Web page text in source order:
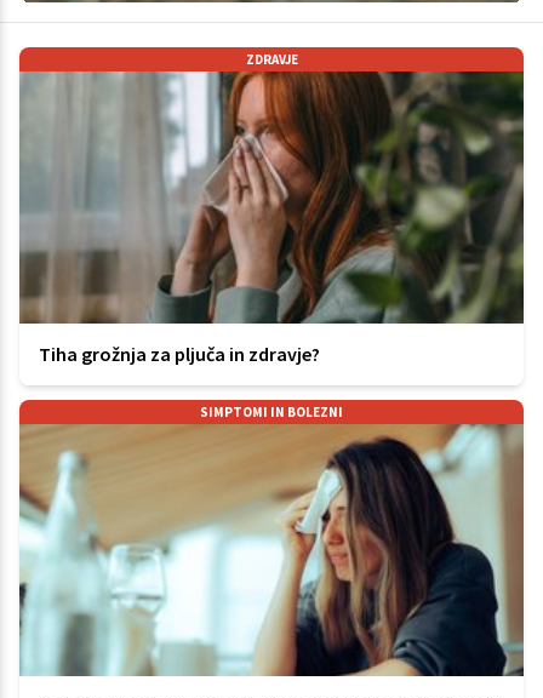
ZDRAVJE
Tiha grožnja za pljuča in zdravje?
SIMPTOMI IN BOLEZNI